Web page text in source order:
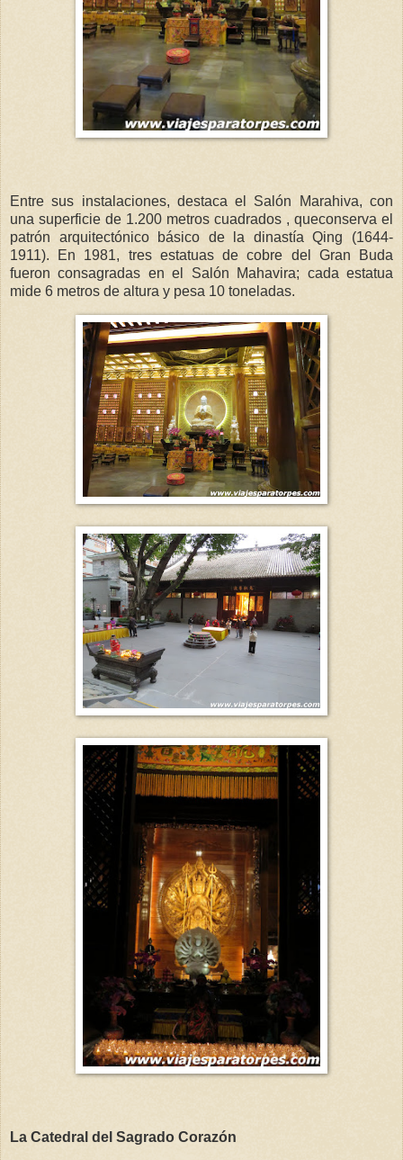
Entre sus instalaciones, destaca el Salón Marahiva, con
una superficie de 1.200 metros cuadrados , queconserva el
patrón arquitectónico básico de la dinastía Qing (1644-
1911). En 1981, tres estatuas de cobre del Gran Buda
fueron consagradas en el Salón Mahavira; cada estatua
mide 6 metros de altura y pesa 10 toneladas.
La Catedral del Sagrado Corazón